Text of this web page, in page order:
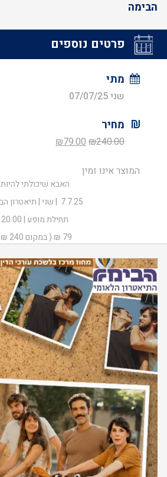
הבימה
פרטים נוספים
מתי
שני 07/07/25
מחיר
₪240.00
המחיר
היה:
₪240.00.
₪79.00
₪79.00.
המוצר אינו זמין
האבא שיכולתי להיות
7.7.25 | שני | תיאטרון הבימה
תחילת מופע | 20:00
79 ₪ ( במקום 240 ₪)